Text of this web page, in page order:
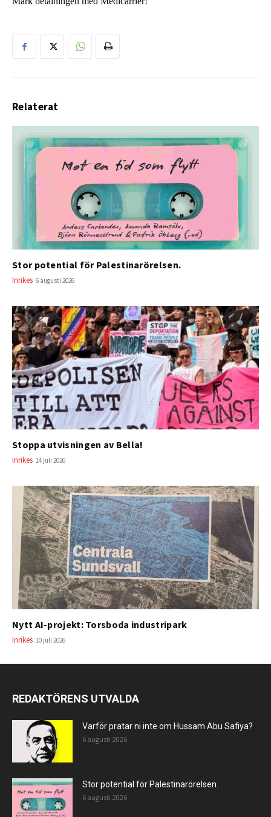
Relaterat
Stor potential för Palestinarörelsen.
Inrikes 6 augusti 2026
Stoppa utvisningen av Bella!
Inrikes 14 juli 2026
Nytt AI-projekt: Torsboda industripark
Inrikes 10 juli 2026
REDAKTÖRENS UTVALDA
Varför pratar ni inte om Hussam Abu Safiya?
6 augusti 2026
Stor potential för Palestinarörelsen.
6 augusti 2026